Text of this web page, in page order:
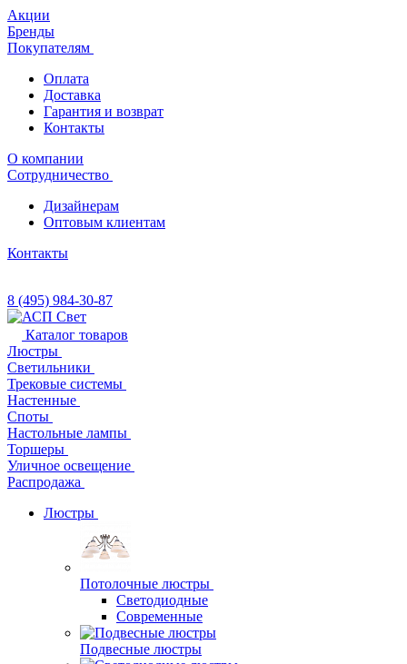
Акции
Бренды
Покупателям
Оплата
Доставка
Гарантия и возврат
Контакты
О компании
Сотрудничество
Дизайнерам
Оптовым клиентам
Контакты
8 (495) 984-30-87
Каталог товаров
Люстры
Светильники
Трековые системы
Настенные
Споты
Настольные лампы
Торшеры
Уличное освещение
Распродажа
Люстры
Потолочные люстры
Светодиодные
Современные
Подвесные люстры